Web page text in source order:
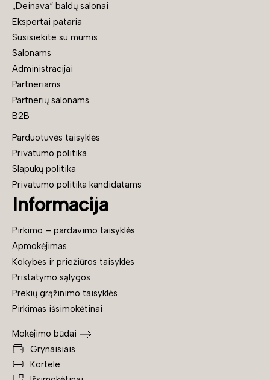
„Deinava“ baldų salonai
Ekspertai pataria
Susisiekite su mumis
Salonams
Administracijai
Partneriams
Partnerių salonams
B2B
Parduotuvės taisyklės
Privatumo politika
Slapukų politika
Privatumo politika kandidatams
Informacija
Pirkimo – pardavimo taisyklės
Apmokėjimas
Kokybės ir priežiūros taisyklės
Pristatymo sąlygos
Prekių grąžinimo taisyklės
Pirkimas išsimokėtinai
Mokėjimo būdai
Grynaisiais
Kortele